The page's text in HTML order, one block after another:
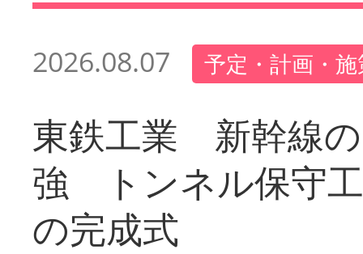
2026.08.07 予定・計画・
東鉄工業 新幹線
強 トンネル保守
の完成式